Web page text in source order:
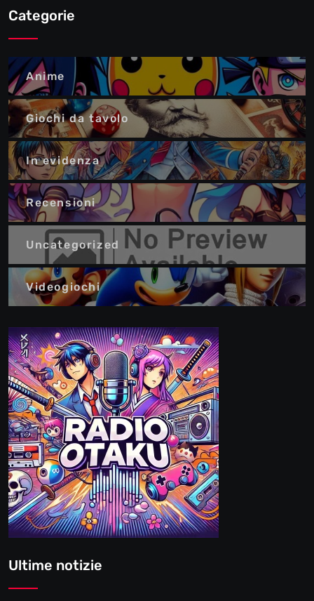
Categorie
Anime
Giochi da tavolo
In evidenza
Recensioni
Uncategorized
Videogiochi
Ultime notizie